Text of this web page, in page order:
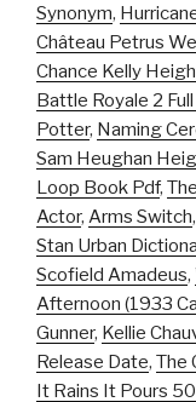
Synonym,
Château Petrus
Chance Kelly
Battle Royale 2
Potter, Naming
Sam Heughan
Loop Book Pdf,
Actor, Arms Switch,
Stan Urban
Scofield Amadeus,
Afternoon (1933
Gunner, Kellie
Release Date, The
It Rains It Pours